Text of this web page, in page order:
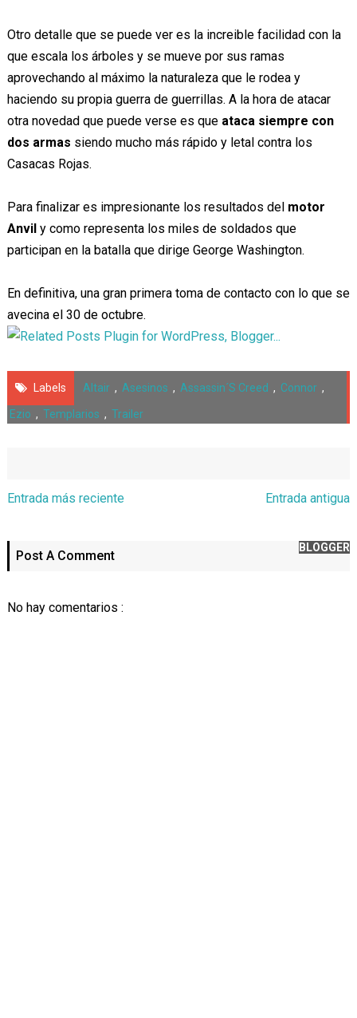
Otro detalle que se puede ver es la increible facilidad con la
que escala los árboles y se mueve por sus ramas
aprovechando al máximo la naturaleza que le rodea y
haciendo su propia guerra de guerrillas. A la hora de atacar
otra novedad que puede verse es que ataca siempre con
dos armas siendo mucho más rápido y letal contra los
Casacas Rojas.
Para finalizar es impresionante los resultados del motor
Anvil y como representa los miles de soldados que
participan en la batalla que dirige George Washington.
En definitiva, una gran primera toma de contacto con lo que se
avecina el 30 de octubre.
Labels Altair , Asesinos , Assassin´s Creed , Connor ,
Ezio , Templarios , Trailer
Entrada más reciente Entrada antigua
Post A Comment
BLOGGER
No hay comentarios :